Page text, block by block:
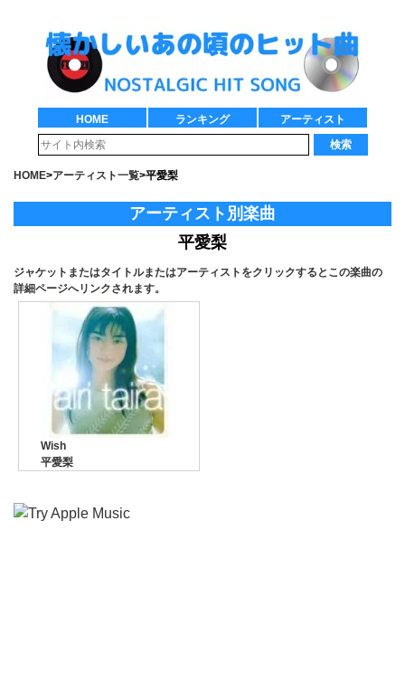
HOME ランキング
アーティスト
検索
HOME>アーティスト一覧>平愛梨
アーティスト別楽曲
平愛梨
ジャケットまたはタイトルまたはアーティストをクリックするとこの楽曲の
詳細ページへリンクされます。
Wish
平愛梨